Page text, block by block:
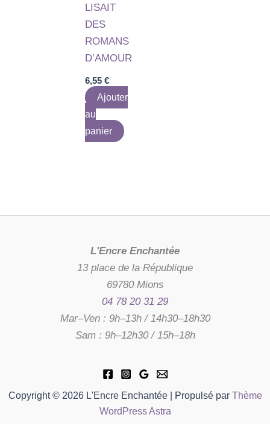
LISAIT
DES
ROMANS
D’AMOUR
6,55€
Ajouter
au
panier
L'Encre Enchantée
13 place de la République
69780 Mions
04 78 20 31 29
Mar–Ven : 9h–13h / 14h30–18h30
Sam : 9h–12h30 / 15h–18h
Copyright © 2026 L'Encre Enchantée | Propulsé par Thème
WordPress Astra